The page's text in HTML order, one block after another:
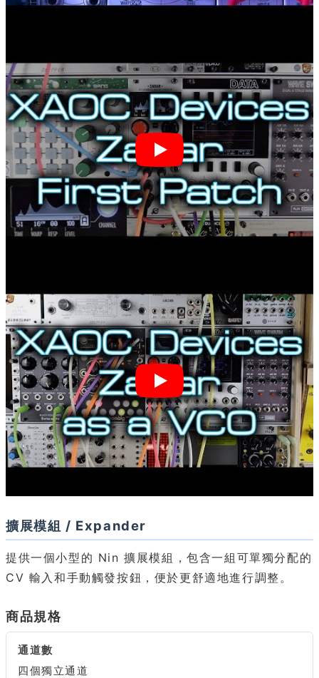
擴展模組 / Expander
提供一個小型的 Nin 擴展模組，包含一組可單獨分配的
CV 輸入和手動觸發按鈕，便於更舒適地進行調整。
商品規格
通道數
四個獨立通道